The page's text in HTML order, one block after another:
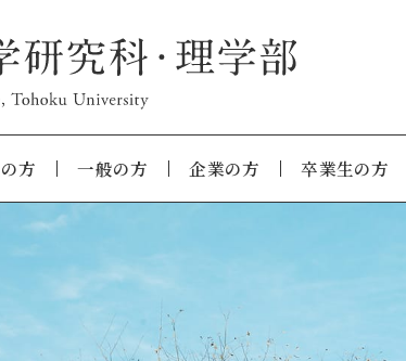
方 一般の方 企業の方 卒業生の方